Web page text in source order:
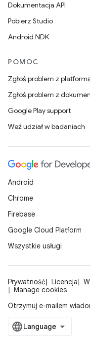
Dokumentacja API
Pobierz Studio
Android NDK
POMOC
Zgłoś problem z
Zgłoś problem z
Google Play support
Weź udział w badaniach
Android
Chrome
Firebase
Google Cloud Platform
Wszystkie usługi
Prywatność Licencja
Manage cookies
Otrzymuj e-mailem